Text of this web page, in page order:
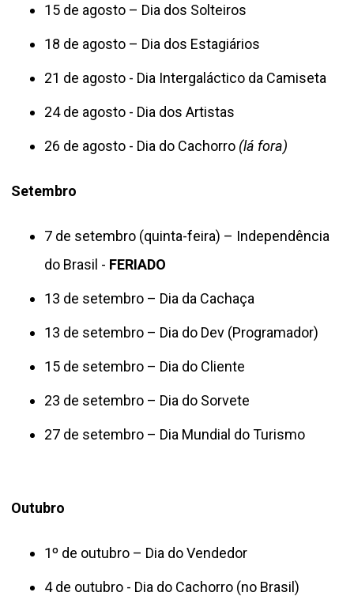
15 de agosto – Dia dos Solteiros
18 de agosto – Dia dos Estagiários
21 de agosto - Dia Intergaláctico da Camiseta
24 de agosto - Dia dos Artistas
26 de agosto - Dia do Cachorro (lá fora)
Setembro
7 de setembro (quinta-feira) – Independência
do Brasil - FERIADO
13 de setembro – Dia da Cachaça
13 de setembro – Dia do Dev (Programador)
15 de setembro – Dia do Cliente
23 de setembro – Dia do Sorvete
27 de setembro – Dia Mundial do Turismo
Outubro
1º de outubro – Dia do Vendedor
4 de outubro - Dia do Cachorro (no Brasil)